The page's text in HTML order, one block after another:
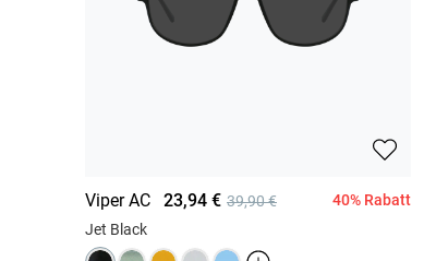
Viper AC 23,94 € 39,90 €
40% Rabatt
Jet Black